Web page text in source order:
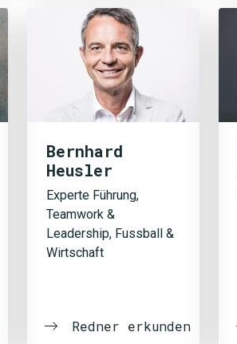
Bernhard
Heusler
Experte Führung,
Teamwork &
Leadership, Fussball &
Wirtschaft
Redner erkunden